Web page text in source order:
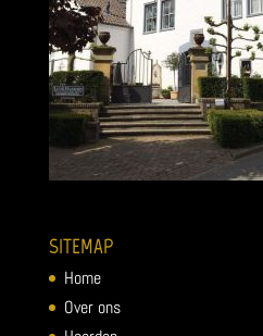
SITEMAP
Home
Over ons